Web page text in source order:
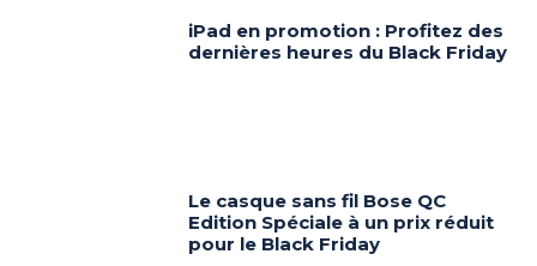
iPad en promotion : Profitez des
dernières heures du Black Friday
Le casque sans fil Bose QC
Edition Spéciale à un prix réduit
pour le Black Friday